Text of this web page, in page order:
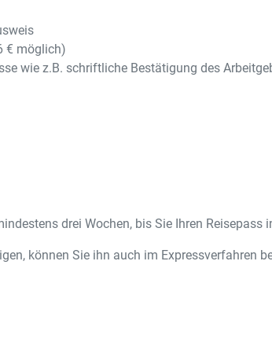
€ möglich)
wie z.B. schriftliche Bestätigung des
drei Wochen, bis Sie Ihren Reisepass
können Sie ihn auch im Expressverfahren